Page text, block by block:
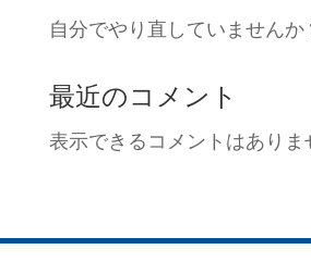
自分でやり直していませんか
最近のコメント
表示できるコメントはありま